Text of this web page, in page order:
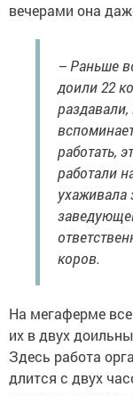
вечерами она
– Раньше
доили 22
работать,
работали
ухаживала
коров.
На мегаферме
их в двух
Здесь работа
длится с двух